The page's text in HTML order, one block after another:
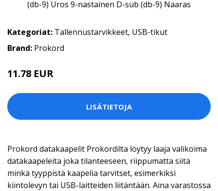
Kategoriat: Tallennustarvikkeet, USB-tikut
Brand: Prokord
11.78 EUR
LISÄTIETOJA
Prokord datakaapelit Prokordilta löytyy laaja valikoima
datakaapeleita joka tilanteeseen, riippumatta siitä
minkä tyyppistä kaapelia tarvitset, esimerkiksi
kiintolevyn tai USB-laitteiden liitäntään. Aina varastossa